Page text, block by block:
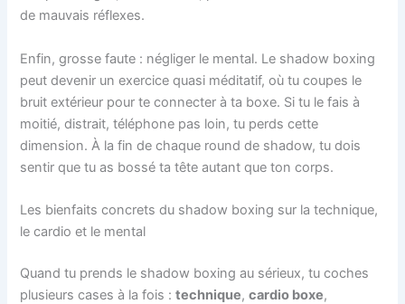
de mauvais réflexes.
Enfin, grosse faute : négliger le mental. Le shadow boxing
peut devenir un exercice quasi méditatif, où tu coupes le
bruit extérieur pour te connecter à ta boxe. Si tu le fais à
moitié, distrait, téléphone pas loin, tu perds cette
dimension. À la fin de chaque round de shadow, tu dois
sentir que tu as bossé ta tête autant que ton corps.
Les bienfaits concrets du shadow boxing sur la technique,
le cardio et le mental
Quand tu prends le shadow boxing au sérieux, tu coches
plusieurs cases à la fois :technique,cardio boxe,